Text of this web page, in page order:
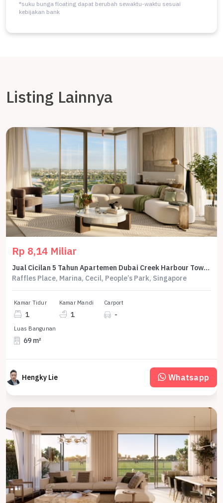
*suku bunga floating dapat berubah sewaktu-waktu sesuai
kebijakan bank
Listing Lainnya
Rp 8,14 Miliar
Jual Cicilan 5 Tahun Apartemen Dubai Creek Harbour Tower Silva 1 Bedroom 69 M2 - Sell Apartment Dubai Creek Harbour Tower Silva 1 Br 69 Sqm By Emmar
Raffles Place, Marina, Cecil, People’s Park, Singapore
Kamar Tidur
1
Kamar Mandi
1
Carport
-
Luas Bangunan
69 m²
Hengky Lie Whatsapp